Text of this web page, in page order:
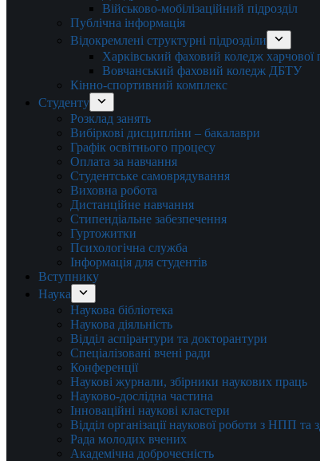
Військово-мобілізаційний підрозділ
Публічна інформація
Відокремлені структурні підрозділи
Харківський фаховий коледж
Вовчанський фаховий коледж ДБТУ
Кінно-спортивний комплекс
Студенту
Розклад занять
Вибіркові дисципліни – бакалаври
Графік освітнього процесу
Оплата за навчання
Студентське самоврядування
Виховна робота
Дистанційне навчання
Стипендіальне забезпечення
Гуртожитки
Психологічна служба
Інформація для студентів
Вступнику
Наука
Наукова бібліотека
Наукова діяльність
Відділ аспірантури та докторантури
Спеціалізовані вчені ради
Конференції
Наукові журнали, збірники наукових праць
Науково-дослідна частина
Інноваційні наукові кластери
Відділ організації наукової роботи з НПП та
Рада молодих вчених
Академічна доброчесність